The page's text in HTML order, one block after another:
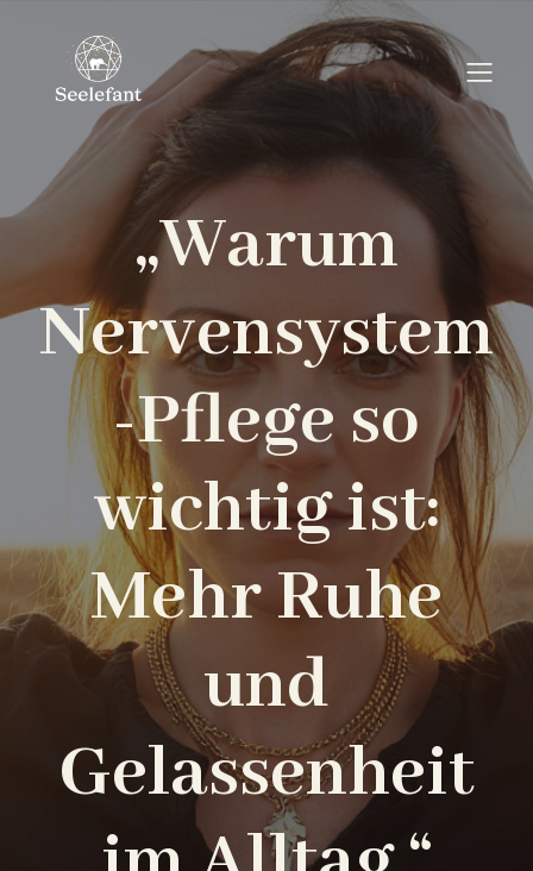
„Warum
Nervensystem
-Pflege so
wichtig ist:
Mehr Ruhe
und
Gelassenheit